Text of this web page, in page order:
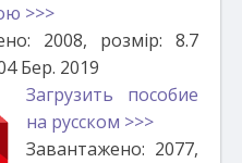
>>>
2008, розмір: 8.7
Бер. 2019
Загрузить пособие
на русском >>>
Завантажено: 2077,